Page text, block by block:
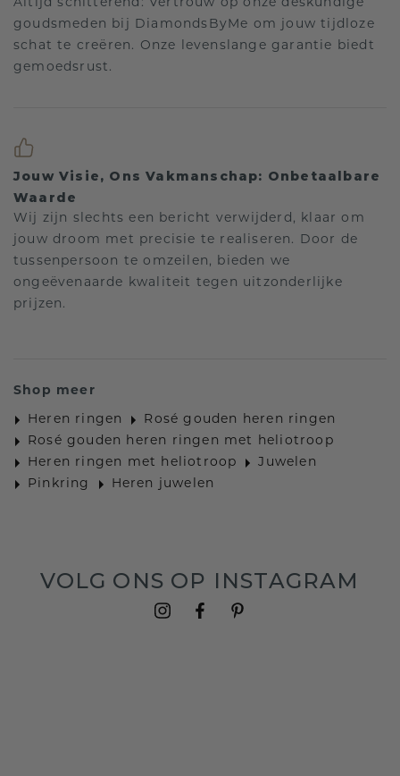
Altijd schitterend: Vertrouw op onze deskundige
goudsmeden bij DiamondsByMe om jouw tijdloze
schat te creëren. Onze levenslange garantie biedt
gemoedsrust.
Jouw Visie, Ons Vakmanschap: Onbetaalbare
Waarde
Wij zijn slechts een bericht verwijderd, klaar om
jouw droom met precisie te realiseren. Door de
tussenpersoon te omzeilen, bieden we
ongeëvenaarde kwaliteit tegen uitzonderlijke
prijzen.
Shop meer
Heren ringen
Rosé gouden heren ringen
Rosé gouden heren ringen met heliotroop
Heren ringen met heliotroop
Juwelen
Pinkring
Heren juwelen
VOLG ONS OP INSTAGRAM